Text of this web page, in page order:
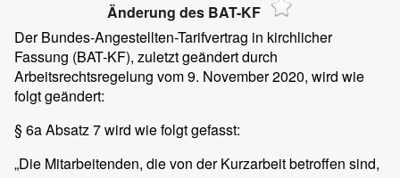
Änderung des BAT-KF
Der Bundes-Angestellten-Tarifvertrag in kirchlicher
Fassung (BAT-KF), zuletzt geändert durch
Arbeitsrechtsregelung vom 9. November 2020, wird wie
folgt geändert:
§ 6a Absatz 7 wird wie folgt gefasst:
„Die Mitarbeitenden, die von der Kurzarbeit betroffen sind,